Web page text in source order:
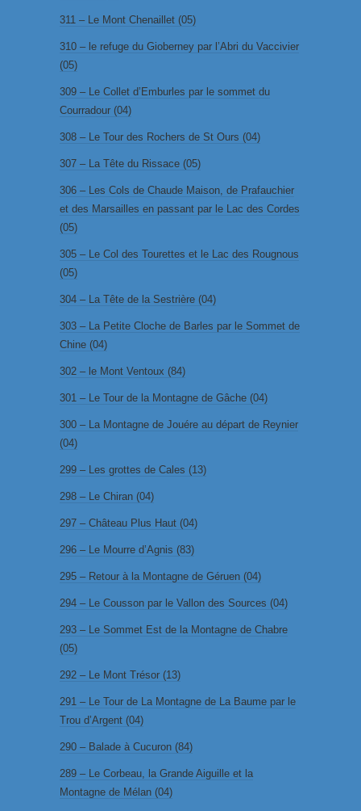
311 – Le Mont Chenaillet (05)
310 – le refuge du Gioberney par l’Abri du Vaccivier
(05)
309 – Le Collet d’Emburles par le sommet du
Courradour (04)
308 – Le Tour des Rochers de St Ours (04)
307 – La Tête du Rissace (05)
306 – Les Cols de Chaude Maison, de Prafauchier
et des Marsailles en passant par le Lac des Cordes
(05)
305 – Le Col des Tourettes et le Lac des Rougnous
(05)
304 – La Tête de la Sestrière (04)
303 – La Petite Cloche de Barles par le Sommet de
Chine (04)
302 – le Mont Ventoux (84)
301 – Le Tour de la Montagne de Gâche (04)
300 – La Montagne de Jouére au départ de Reynier
(04)
299 – Les grottes de Cales (13)
298 – Le Chiran (04)
297 – Château Plus Haut (04)
296 – Le Mourre d’Agnis (83)
295 – Retour à la Montagne de Géruen (04)
294 – Le Cousson par le Vallon des Sources (04)
293 – Le Sommet Est de la Montagne de Chabre
(05)
292 – Le Mont Trésor (13)
291 – Le Tour de La Montagne de La Baume par le
Trou d’Argent (04)
290 – Balade à Cucuron (84)
289 – Le Corbeau, la Grande Aiguille et la
Montagne de Mélan (04)